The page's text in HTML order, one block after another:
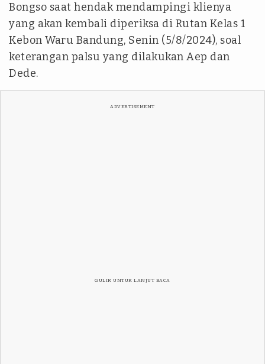
Bongso saat hendak mendampingi klienya
yang akan kembali diperiksa di Rutan Kelas 1
Kebon Waru Bandung, Senin (5/8/2024), soal
keterangan palsu yang dilakukan Aep dan
Dede.
ADVERTISEMENT
GULIR UNTUK LANJUT BACA